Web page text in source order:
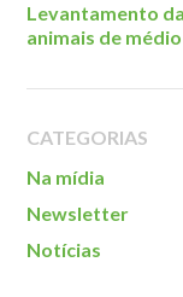
Perguntas
Localização
Levantamento
animais de
CATEGORIAS
Na mídia
Newsletter
Notícias